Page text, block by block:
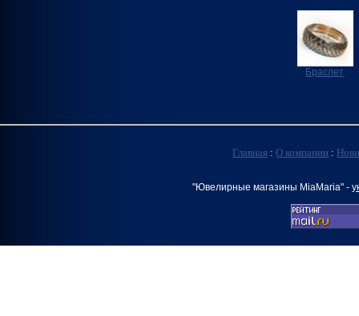
Браслет
Главная :О компании :
"Ювелирные магазины MiaMaria" -